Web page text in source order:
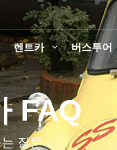
렌트카 버스투어
FAQ
질문